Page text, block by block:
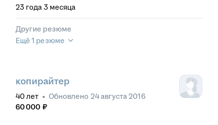
23 года 3 месяца
Другие резюме
Ещё 1 резюме
копирайтер
40 лет • Обновлено 24 августа 2016
60 000 ₽